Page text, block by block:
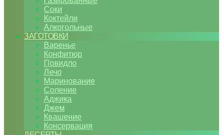
Соки
Коктейли
Алкогольные
ЗАГОТОВКИ
Варенье
Конфитюр
Повидло
Лечо
Маринование
Соление
Аджика
Джем
Квашение
Консервация